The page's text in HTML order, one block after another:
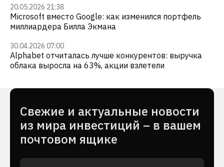
20.05.2026 21:38
Microsoft вместо Google: как изменился портфель
миллиардера Билла Экмана
30.04.2026 07:00
Alphabet отчиталась лучше конкурентов: выручка
облака выросла на 63%, акции взлетели
Cвежие и актуальные новости
из мира инвестиций – в вашем
почтовом ящике